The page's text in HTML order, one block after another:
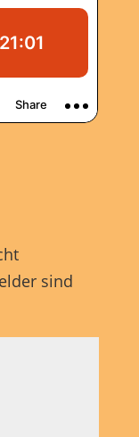
sind